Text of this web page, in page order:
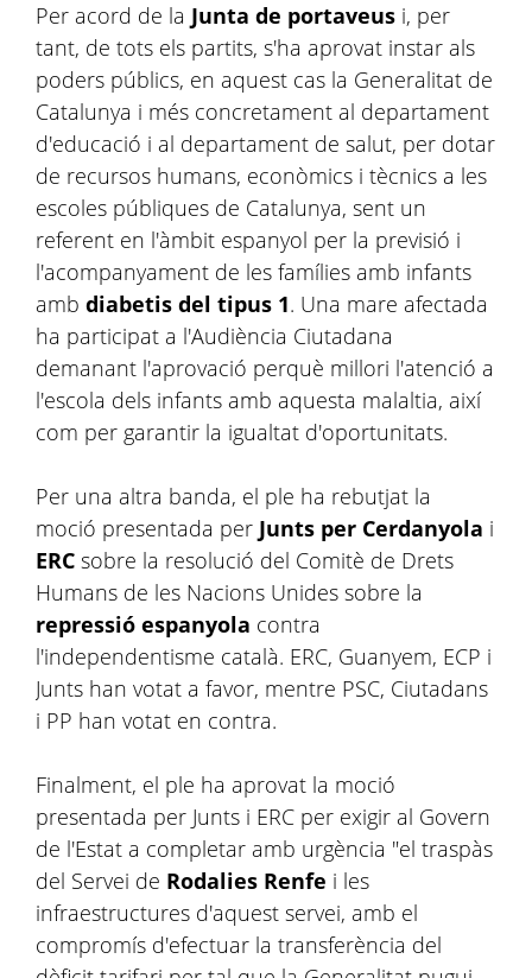
Per acord de la Junta de portaveus i, per
tant, de tots els partits, s'ha aprovat instar als
poders públics, en aquest cas la Generalitat de
Catalunya i més concretament al departament
d'educació i al departament de salut, per dotar
de recursos humans, econòmics i tècnics a les
escoles públiques de Catalunya, sent un
referent en l'àmbit espanyol per la previsió i
l'acompanyament de les famílies amb infants
amb diabetis del tipus 1. Una mare afectada
ha participat a l'Audiència Ciutadana
demanant l'aprovació perquè millori l'atenció a
l'escola dels infants amb aquesta malaltia, així
com per garantir la igualtat d'oportunitats.
Per una altra banda, el ple ha rebutjat la
moció presentada per Junts per Cerdanyola i
ERC sobre la resolució del Comitè de Drets
Humans de les Nacions Unides sobre la
repressió espanyola contra
l'independentisme català. ERC, Guanyem, ECP i
Junts han votat a favor, mentre PSC, Ciutadans
i PP han votat en contra.
Finalment, el ple ha aprovat la moció
presentada per Junts i ERC per exigir al Govern
de l'Estat a completar amb urgència "el traspàs
del Servei de Rodalies Renfe i les
infraestructures d'aquest servei, amb el
compromís d'efectuar la transferència del